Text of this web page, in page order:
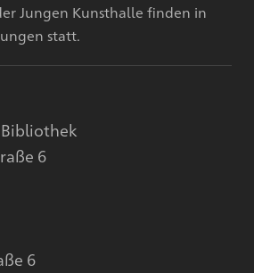
Jungen Kunsthalle finden in
statt.
6
6